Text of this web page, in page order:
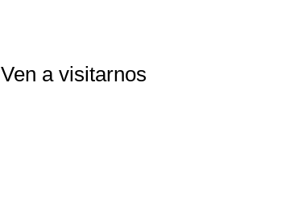
Ven a visitarnos